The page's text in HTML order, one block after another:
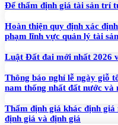
Để thẩm định giá tài sản trí
Hoàn thiện quy định xác
phạm lĩnh vực quản lý tài
Luật Đất đai mới nhất 2026
Thông báo nghỉ lễ ngày giỗ
nam thống nhất đất nước và
Thẩm định giá khác định giá
định giá và định giá